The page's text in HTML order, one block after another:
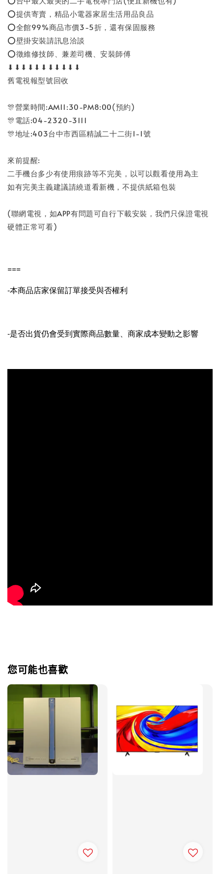
⭕提供寄賣，精品小電器家居生活用品良品
⭕全館99%商品市價3-5折，還有保固服務
⭕壁掛安裝請訊息洽談
⭕徵維修技師、兼差司機、安裝師傅
⬇⬇⬇⬇⬇⬇⬇⬇⬇⬇⬇
舊電視報型號回收
🎊營業時間:AM11:30-PM8:00(預約)
🎊電話:04-2320-3111
🎊地址:403台中市西區精誠二十二街1-1號
來前提醒:
二手機台多少有使用痕跡等不完美，以可以觀看使用為主
如有完美主義建議請繞道看新機，不提供紙箱包裝
(聯網電視，如APP有問題可自行下載安裝，我們只保證電視
硬體正常可看)
===
-本商品店家保留訂單接受與否權利
-是否出貨仍會受到實際商品數量、商家成本變動之影響
您可能也喜歡